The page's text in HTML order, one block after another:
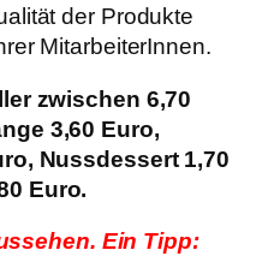
der Produkte
MitarbeiterInnen.
zwischen 6,70
3,60 Euro,
Nussdessert 1,70
Euro.
Ein Tipp: